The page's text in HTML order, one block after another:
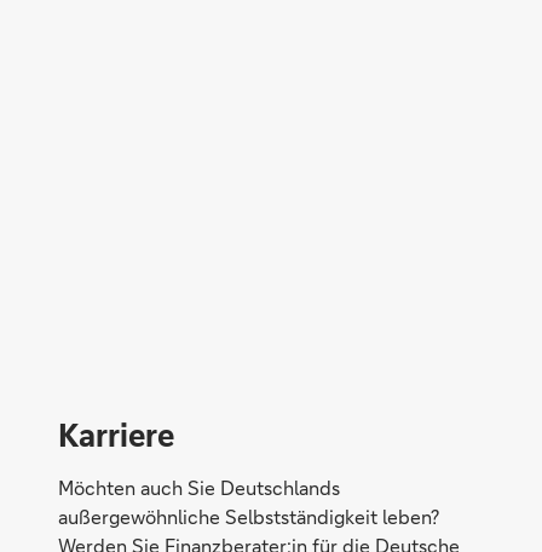
Karriere
Möchten auch Sie Deutschlands
außergewöhnliche Selbstständigkeit leben?
Werden Sie Finanzberater:in für die Deutsche